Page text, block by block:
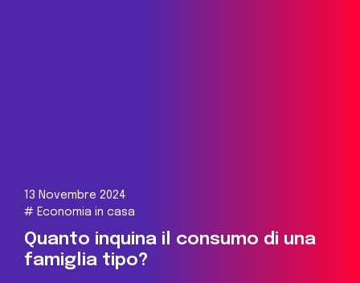
13 Novembre 2024
# Economia in casa
Quanto inquina il consumo di una
famiglia tipo?